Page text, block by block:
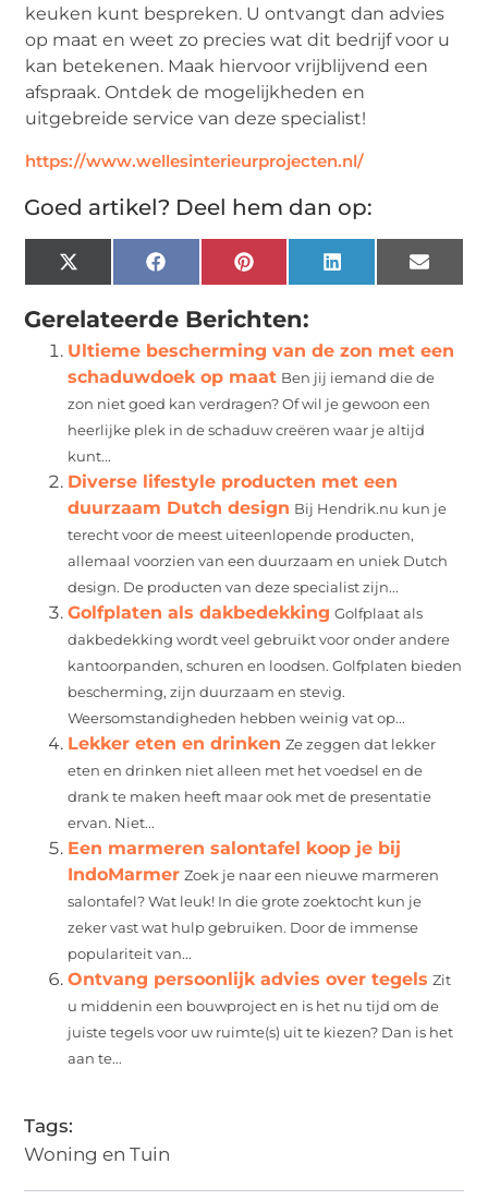
keuken kunt bespreken. U ontvangt dan advies
op maat en weet zo precies wat dit bedrijf voor u
kan betekenen. Maak hiervoor vrijblijvend een
afspraak. Ontdek de mogelijkheden en
uitgebreide service van deze specialist!
https://www.wellesinterieurprojecten.nl/
Goed artikel? Deel hem dan op:
X
(Twitter)
FacebookPinterest LinkedIn Email
Gerelateerde Berichten:
Ultieme bescherming van de zon met een
schaduwdoek op maat Ben jij iemand die de
zon niet goed kan verdragen? Of wil je gewoon een
heerlijke plek in de schaduw creëren waar je altijd
kunt...
Diverse lifestyle producten met een
duurzaam Dutch design Bij Hendrik.nu kun je
terecht voor de meest uiteenlopende producten,
allemaal voorzien van een duurzaam en uniek Dutch
design. De producten van deze specialist zijn...
Golfplaten als dakbedekking Golfplaat als
dakbedekking wordt veel gebruikt voor onder andere
kantoorpanden, schuren en loodsen. Golfplaten bieden
bescherming, zijn duurzaam en stevig.
Weersomstandigheden hebben weinig vat op...
Lekker eten en drinken Ze zeggen dat lekker
eten en drinken niet alleen met het voedsel en de
drank te maken heeft maar ook met de presentatie
ervan. Niet...
Een marmeren salontafel koop je bij
IndoMarmer Zoek je naar een nieuwe marmeren
salontafel? Wat leuk! In die grote zoektocht kun je
zeker vast wat hulp gebruiken. Door de immense
populariteit van...
Ontvang persoonlijk advies over tegels Zit
u middenin een bouwproject en is het nu tijd om de
juiste tegels voor uw ruimte(s) uit te kiezen? Dan is het
aan te...
Tags:
Woning en Tuin